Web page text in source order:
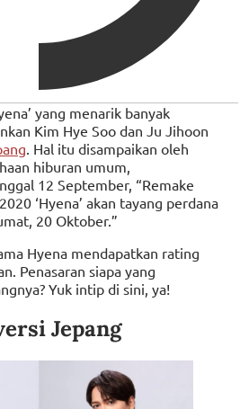
yang menarik banyak
Kim Hye Soo dan Ju Jihoon
. Hal itu disampaikan oleh
hiburan umum,
12 September, “Remake
2020 ‘Hyena’ akan tayang perdana
20 Oktober.”
Hyena mendapatkan rating
Penasaran siapa yang
Yuk intip di sini, ya!
Jepang